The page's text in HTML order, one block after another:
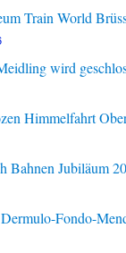
Train World
wird
Himmelfahrt
Bahnen Jubiläum
Fondo-